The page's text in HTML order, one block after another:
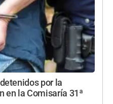
por la
en la Comisaría 31ª